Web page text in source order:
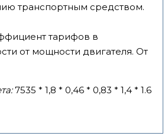
транспортным средством.
тарифов в
от мощности двигателя. От
7535 * 1,8 * 0,46 * 0,83 * 1,4 * 1.6